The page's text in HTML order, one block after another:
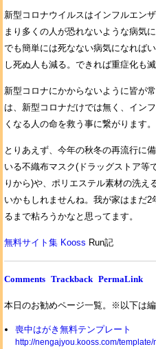
新型コロナウイルスはインフルエン
まり多くの人が恐れないような病気
でも簡単には死なない病気になれば
し死ぬ人も減る。できれば重症化も
新型コロナにかからないように皆が
は、新型コロナだけでは無く、イン
くなる人の命を救う事に繋がります。
とりあえず、今年の秋冬の再流行に
いる不織布マスク(ドラッグストア等
りから)や、ポリエステル素材の洗え
いかもしれませんね。我が家はまだ
るまで粘ろうかなと思ってます。
無料サイト集 Kooss Run記
Comments Trackback PermaLink
本日のお勧めページ一覧。※以下は編
喪中はがき無料テンプレート
http://nengajyou.kooss.com/template/